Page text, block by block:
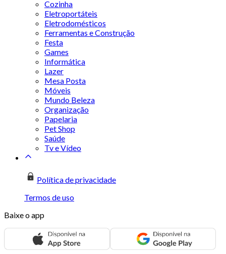
Cozinha
Eletroportáteis
Eletrodomésticos
Ferramentas e Construção
Festa
Games
Informática
Lazer
Mesa Posta
Móveis
Mundo Beleza
Organização
Papelaria
Pet Shop
Saúde
Tv e Vídeo
Política de privacidade
Termos de uso
Baixe o app